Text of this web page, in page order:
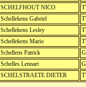
SCHELFHOUT NICO
Schellekens Gabriel
Schellekens Lesley
Schellekens Mario
Schellens Patrick
Schelles Lennart
SCHELSTRAETE DIETER